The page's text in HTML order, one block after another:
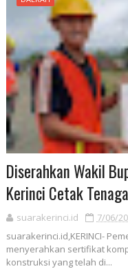
Diserahkan Wakil
Kerinci Cetak
suarakerinci.id
7/06/
suarakerinci.id,KERINCI-
menyerahkan sertifikat
konstruksi yang telah di...